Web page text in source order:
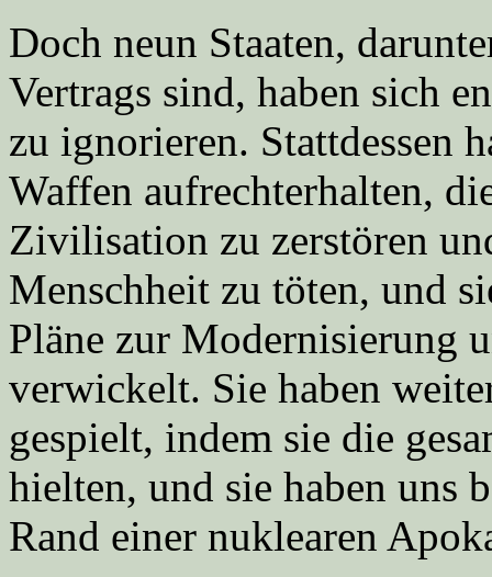
Doch neun Staaten,
Vertrags sind, haben sich
zu ignorieren. Stattdessen
Waffen aufrechterhalten,
Zivilisation zu zerstören
Menschheit zu töten, und
Pläne zur Modernisierung
verwickelt. Sie haben
gespielt, indem sie die
hielten, und sie haben uns
Rand einer nuklearen